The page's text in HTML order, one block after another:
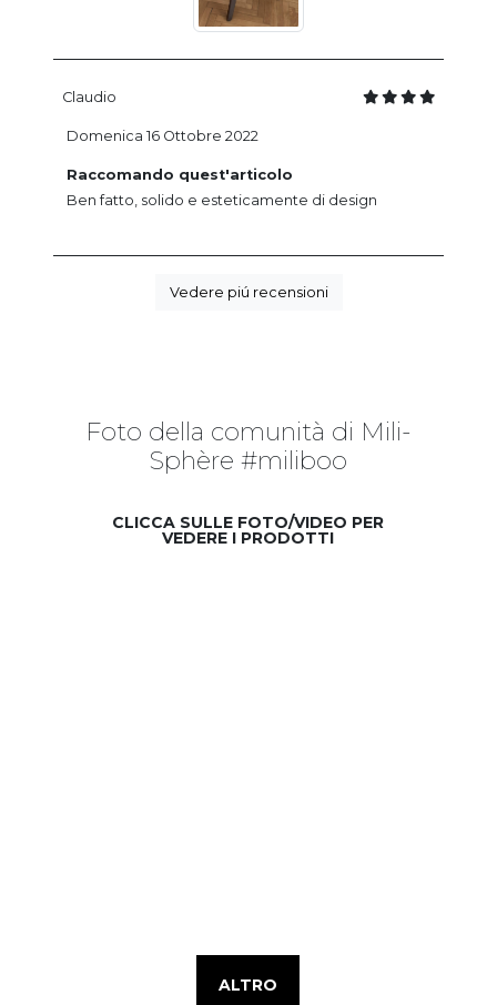
Claudio
Raccomando quest'articolo
Ben fatto, solido e esteticamente di design
Domenica 16 Ottobre 2022
Vedere piú recensioni
Foto della comunità di Mili-
Sphère #miliboo
CLICCA SULLE FOTO/VIDEO PER
VEDERE I PRODOTTI
ALTRO